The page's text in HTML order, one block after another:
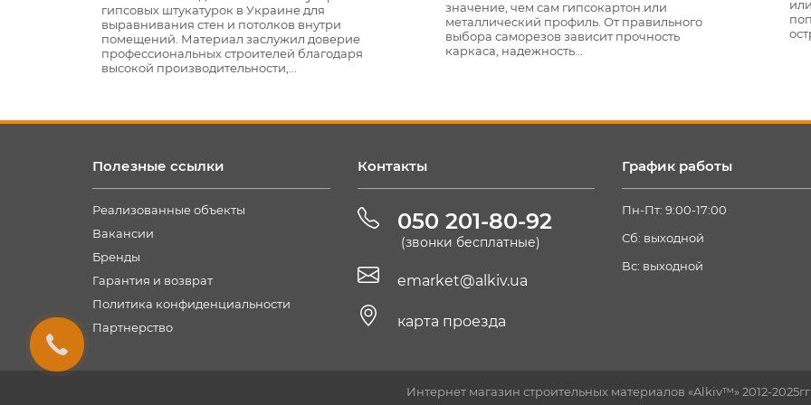
гипсовых штукатурок в Украине для
выравнивания стен и потолков внутри
помещений. Материал заслужил доверие
профессиональных строителей благодаря
высокой производительности,...
значение, чем сам гипсокартон или
металлический профиль. От правильного
выбора саморезов зависит прочность
каркаса, надежность...
Полезные ссылки
Реализованные объекты
Вакансии
Бренды
Гарантия и возврат
Политика конфиденциальности
Партнерство
Контакты
050 201-80-92
(звонки бесплатные)
emarket@alkiv.ua
карта проезда
График работы
Пн-Пт: 9:00-17:00
Сб: выходной
Вс: выходной
Интернет магазин строительных материалов «Alkiv™» 2012-2025гг